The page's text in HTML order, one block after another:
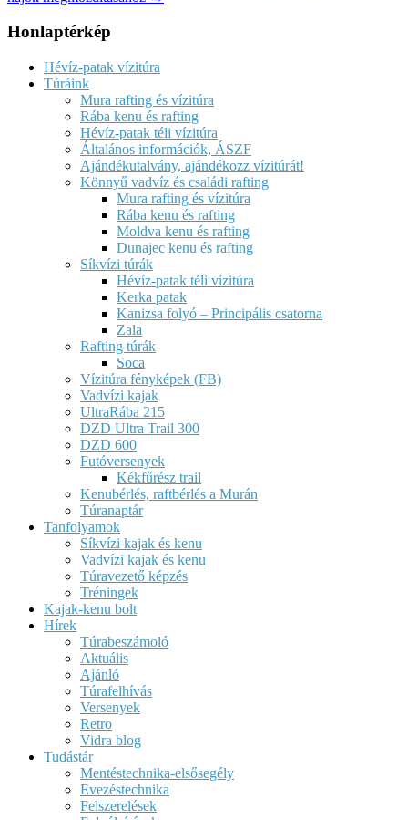
Honlaptérkép
Hévíz-patak vízitúra
Túráink
Mura rafting és vízitúra
Rába kenu és rafting
Hévíz-patak téli vízitúra
Általános információk, ÁSZF
Ajándékutalvány, ajándékozz vízitúrát!
Könnyű vadvíz és családi rafting
Mura rafting és vízitúra
Rába kenu és rafting
Moldva kenu és rafting
Dunajec kenu és rafting
Síkvízi túrák
Hévíz-patak téli vízitúra
Kerka patak
Kanizsa folyó – Principális csatorna
Zala
Rafting túrák
Soca
Vízitúra fényképek (FB)
Vadvízi kajak
UltraRába 215
DZD Ultra Trail 300
DZD 600
Futóversenyek
Kékfűrész trail
Kenubérlés, raftbérlés a Murán
Túranaptár
Tanfolyamok
Síkvízi kajak és kenu
Vadvízi kajak és kenu
Túravezető képzés
Tréningek
Kajak-kenu bolt
Hírek
Túrabeszámoló
Aktuális
Ajánló
Túrafelhívás
Versenyek
Retro
Vidra blog
Tudástár
Mentéstechnika-elsősegély
Evezéstechnika
Felszerelések